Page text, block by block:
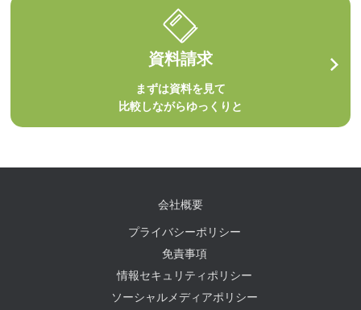
資料請求
まずは資料を見て
比較しながらゆっくりと
会社概要
プライバシーポリシー
免責事項
情報セキュリティポリシー
ソーシャルメディアポリシー